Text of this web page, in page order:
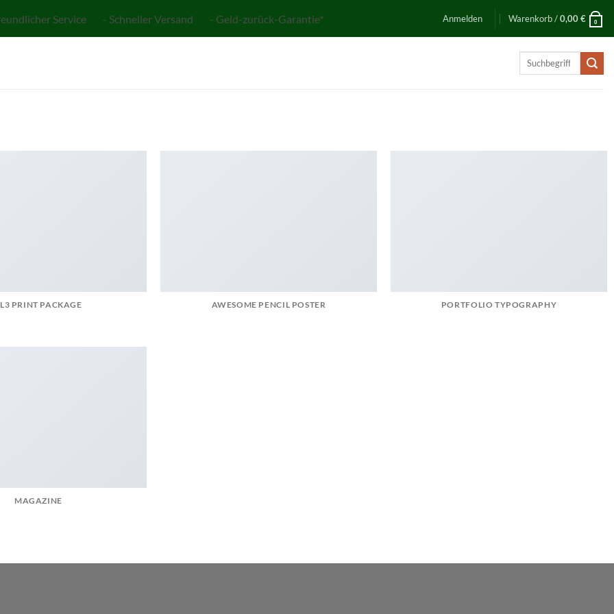
Service - Schneller Versand - Geld-zurück-Garantie* Anmelden Warenkorb /0,00€ 0
Suchen
PRINT PACKAGE AWESOME PENCIL POSTER PORTFOLIO TYPOGRAPHY
MAGAZINE